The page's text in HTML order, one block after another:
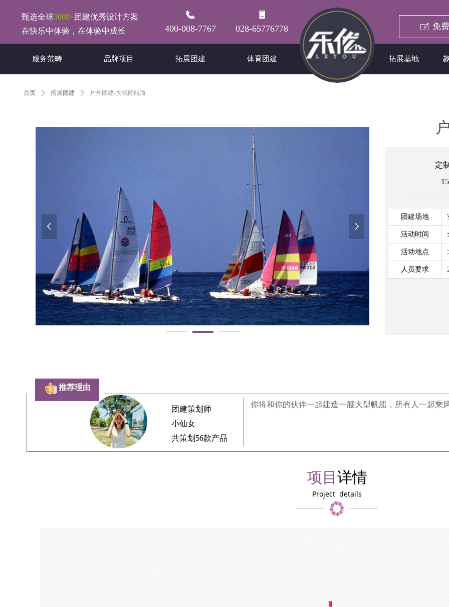
服务范畴 品牌项目 拓展团建 体育团建 拓展基地
ꂐ 免
甄选全球3000+团建优秀设计方案
在快乐中体验，在体验中成长
400-008-7767 028-65776778
首页 ꄲ 拓展团建 ꄲ 户外团建-大帆船航海
团建策划师
小仙女
共策划56款产品
推荐理由
你将和你的伙伴一起建造一艘大型帆船，所有人一起乘
定
团建场地
活动时间
活动地点
人员要求
项目详情
Project details
넳 넲